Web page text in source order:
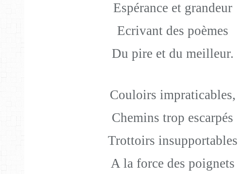
Espérance et grandeur
Ecrivant des poèmes
Du pire et du meilleur.
Couloirs impraticables,
Chemins trop escarpés
Trottoirs insupportables
A la force des poignets